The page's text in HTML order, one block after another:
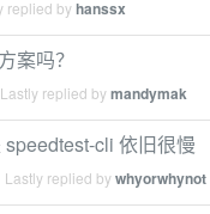
replied byhanssx
案吗？
replied bymandymak
cli 依旧很慢
Lastly replied bywhyorwhynot